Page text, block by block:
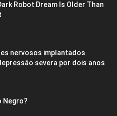
Robot Dream Is Older Than
nervosos implantados
severa por dois anos
Negro?